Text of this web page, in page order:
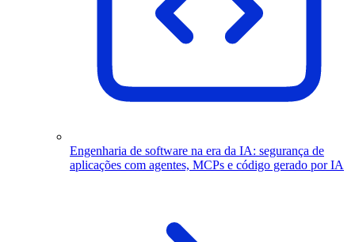
Engenharia de software na era da IA: segurança de
aplicações com agentes, MCPs e código gerado por IA